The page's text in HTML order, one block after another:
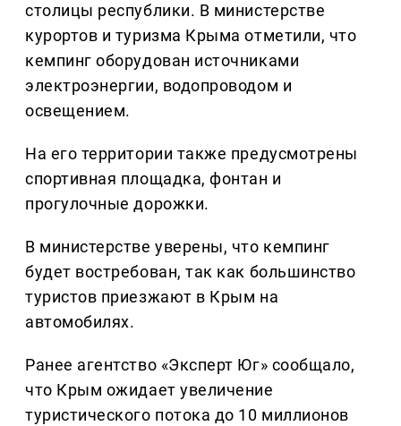
столицы республики. В министерстве
курортов и туризма Крыма отметили, что
кемпинг оборудован источниками
электроэнергии, водопроводом и
освещением.
На его территории также предусмотрены
спортивная площадка, фонтан и
прогулочные дорожки.
В министерстве уверены, что кемпинг
будет востребован, так как большинство
туристов приезжают в Крым на
автомобилях.
Ранее агентство «Эксперт Юг» сообщало,
что Крым ожидает увеличение
туристического потока до 10 миллионов